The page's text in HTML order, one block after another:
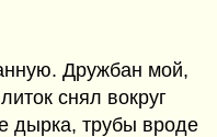
Дружбан мой,
снял вокруг
дырка, трубы вроде